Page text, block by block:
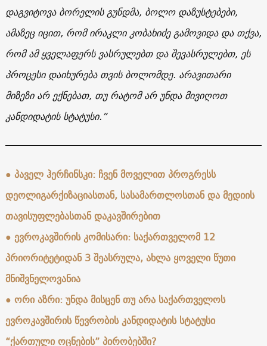
დაგვიტოვა ბორელის გუნდმა, ბოლო დაზუსტებები,
ამაზეც იცით, რომ ირაკლი კობახიძე გამოვიდა და თქვა,
რომ ამ ყველაფერს ვასრულებთ და შევასრულებთ, ეს
პროცესი დაიხურება თვის ბოლომდე. არავითარი
მიზეზი არ ექნებათ, თუ რატომ არ უნდა მივიღოთ
კანდიდატის სტატუსი.”
● პაველ ჰერჩინსკი: ჩვენ მოველით პროგრესს
დეოლიგარქიზაციასთან, სასამართლოსთან და მედიის
თავისუფლებასთან დაკავშირებით
● ევროკავშირის კომისარი: საქართველომ 12
პრიორიტეტიდან 3 შეასრულა, ახლა ყოველი წუთი
მნიშვნელოვანია
● ორი აზრი: უნდა მისცენ თუ არა საქართველოს
ევროკავშირის წევრობის კანდიდატის სტატუსი
“ქართული ოცნების” პირობებში?